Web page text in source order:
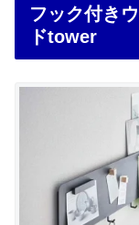
フック付き
ドtower